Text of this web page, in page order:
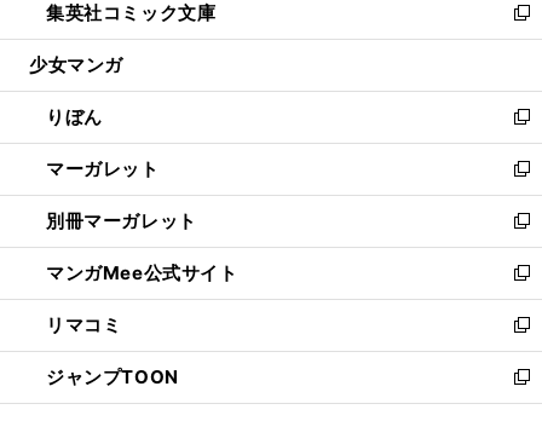
く
で
開
ド
ウ
開
く
ィ
ン
ウ
で
開
く
い
ウ
ン
ド
ウ
で
開
く
集英社コミック文庫
新
し
ウ
ィ
ン
ド
ウ
で
開
く
少女マンガ
りぼん
新
し
い
ウ
ィ
ン
ド
ウ
で
開
く
マーガレット
新
し
い
ウ
ィ
ン
ド
ウ
で
開
別冊マーガレット
新
し
い
ウ
ィ
ン
ド
ウ
マンガMee公式サイト
新
し
い
ウ
ィ
ン
リマコミ
新
し
い
ウ
ジャンプTOON
新
し